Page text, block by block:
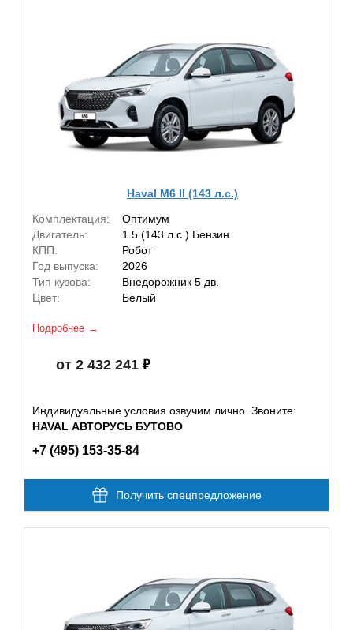
Haval M6 II (143 л.с.)
Комплектация:
Оптимум
Двигатель:
1.5 (143 л.с.) Бензин
КПП:
Робот
Год выпуска:
2026
Тип кузова:
Внедорожник 5 дв.
Цвет:
Белый
Подробнее
от 2 432 241
Индивидуальные условия озвучим лично. Звоните:
HAVAL АВТОРУСЬ БУТОВО
+7 (495) 153-35-84
Получить спецпредложение